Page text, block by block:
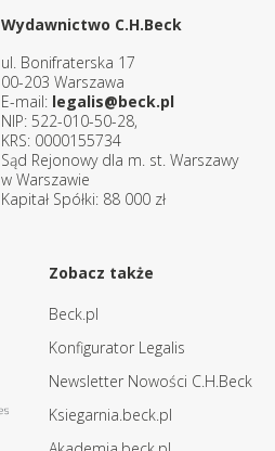
Wydawnictwo C.H.Beck
ul. Bonifraterska 17
00-203 Warszawa
E-mail: legalis@beck.pl
NIP: 522-010-50-28,
KRS: 0000155734
Sąd Rejonowy dla m. st. Warszawy
w Warszawie
Kapitał Spółki: 88 000 zł
Zobacz także
Beck.pl
Konfigurator Legalis
Newsletter Nowości C.H.Beck
Ksiegarnia.beck.pl